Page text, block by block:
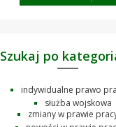
Szukaj po
indywidualne prawo
służba wojskowa
zmiany w prawie